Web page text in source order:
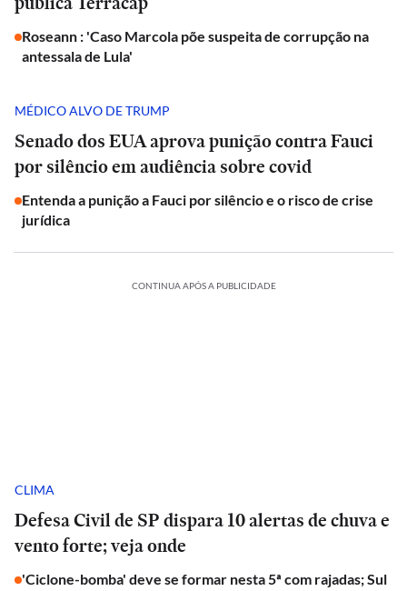
Roseann : 'Caso Marcola põe suspeita de corrupção na
antessala de Lula'
MÉDICO ALVO DE TRUMP
Senado dos EUA aprova punição contra Fauci
por silêncio em audiência sobre covid
Entenda a punição a Fauci por silêncio e o risco de crise
jurídica
CONTINUA APÓS A PUBLICIDADE
CLIMA
Defesa Civil de SP dispara 10 alertas de chuva e
vento forte; veja onde
'Ciclone-bomba' deve se formar nesta 5ª com rajadas; Sul